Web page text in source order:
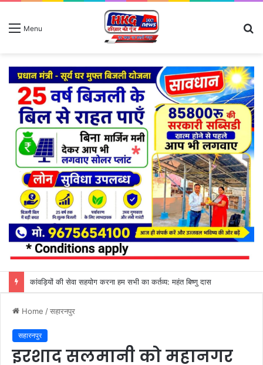
Menu
कांवड़ियों की सेवा सहयोग करना हम सभी का कर्तव्य: महंत बिष्णु दास
Home /सहारनपुर
सहारनपुर
इरशाद सलमानी को महानगर